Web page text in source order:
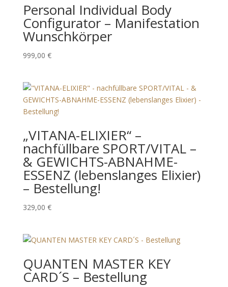
Personal Individual Body
Configurator – Manifestation
Wunschkörper
999,00 €
„VITANA-ELIXIER“ –
nachfüllbare SPORT/VITAL –
& GEWICHTS-ABNAHME-
ESSENZ (lebenslanges Elixier)
– Bestellung!
329,00 €
QUANTEN MASTER KEY
CARD´S – Bestellung